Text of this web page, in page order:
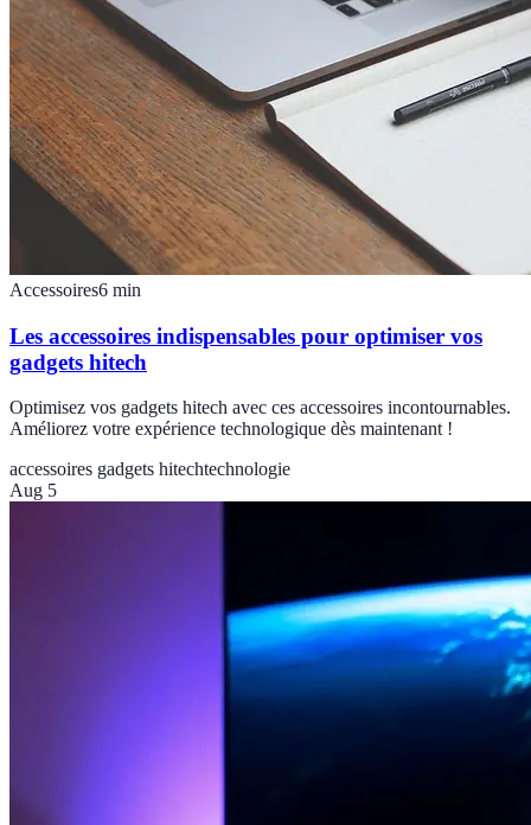
Accessoires6 min
Les accessoires indispensables pour optimiser vos
gadgets hitech
Optimisez vos gadgets hitech avec ces accessoires incontournables.
Améliorez votre expérience technologique dès maintenant !
accessoires gadgets hitechtechnologie
Aug 5